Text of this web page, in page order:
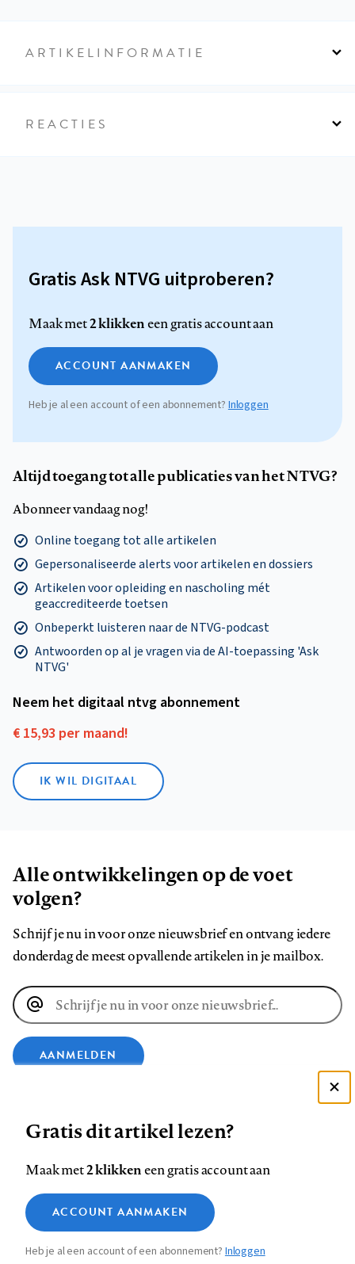
ARTIKELINFORMATIE
REACTIES
Gratis Ask NTVG uitproberen?
Maak met2 klikkeneen gratis account aan
ACCOUNT AANMAKEN
Heb je al een account of een abonnement?Inloggen
Altijd toegang tot alle publicaties van het NTVG?
Abonneer vandaag nog!
Online toegang tot alle artikelen
Gepersonaliseerde alerts voor artikelen en dossiers
Artikelen voor opleiding en nascholing mét
geaccrediteerde toetsen
Onbeperkt luisteren naar de NTVG-podcast
Antwoorden op al je vragen via de AI-toepassing 'Ask
NTVG'
Neem het digitaal ntvg abonnement
€ 15,93 per maand!
IK WIL DIGITAAL
Alle ontwikkelingen op de voet
volgen?
Schrijf je nu in voor onze nieuwsbrief en ontvang iedere
donderdag de meest opvallende artikelen in je mailbox.
E-
mailadres
AANMELDEN
op
Facebook
op
LinkedIn
op
Bluesky
ons
op
InstagramYouTube
Footer
Contact Colofon Disclaimer Privacy
Medische vragen verdienen
betrouwbare antwoorden
Zie onze cookie policy
Analytische cookies
Marketing cookies
Gratis dit artikel lezen?
Maak met2 klikkeneen gratis account aan
ACCOUNT AANMAKEN
Heb je al een account of een abonnement?Inloggen